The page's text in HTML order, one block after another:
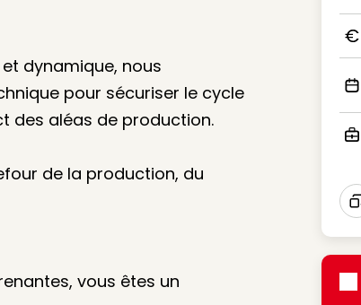
dynamique, nous
pour sécuriser le cycle
des aléas de production.
de la production, du
vous êtes un